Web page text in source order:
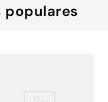
populares